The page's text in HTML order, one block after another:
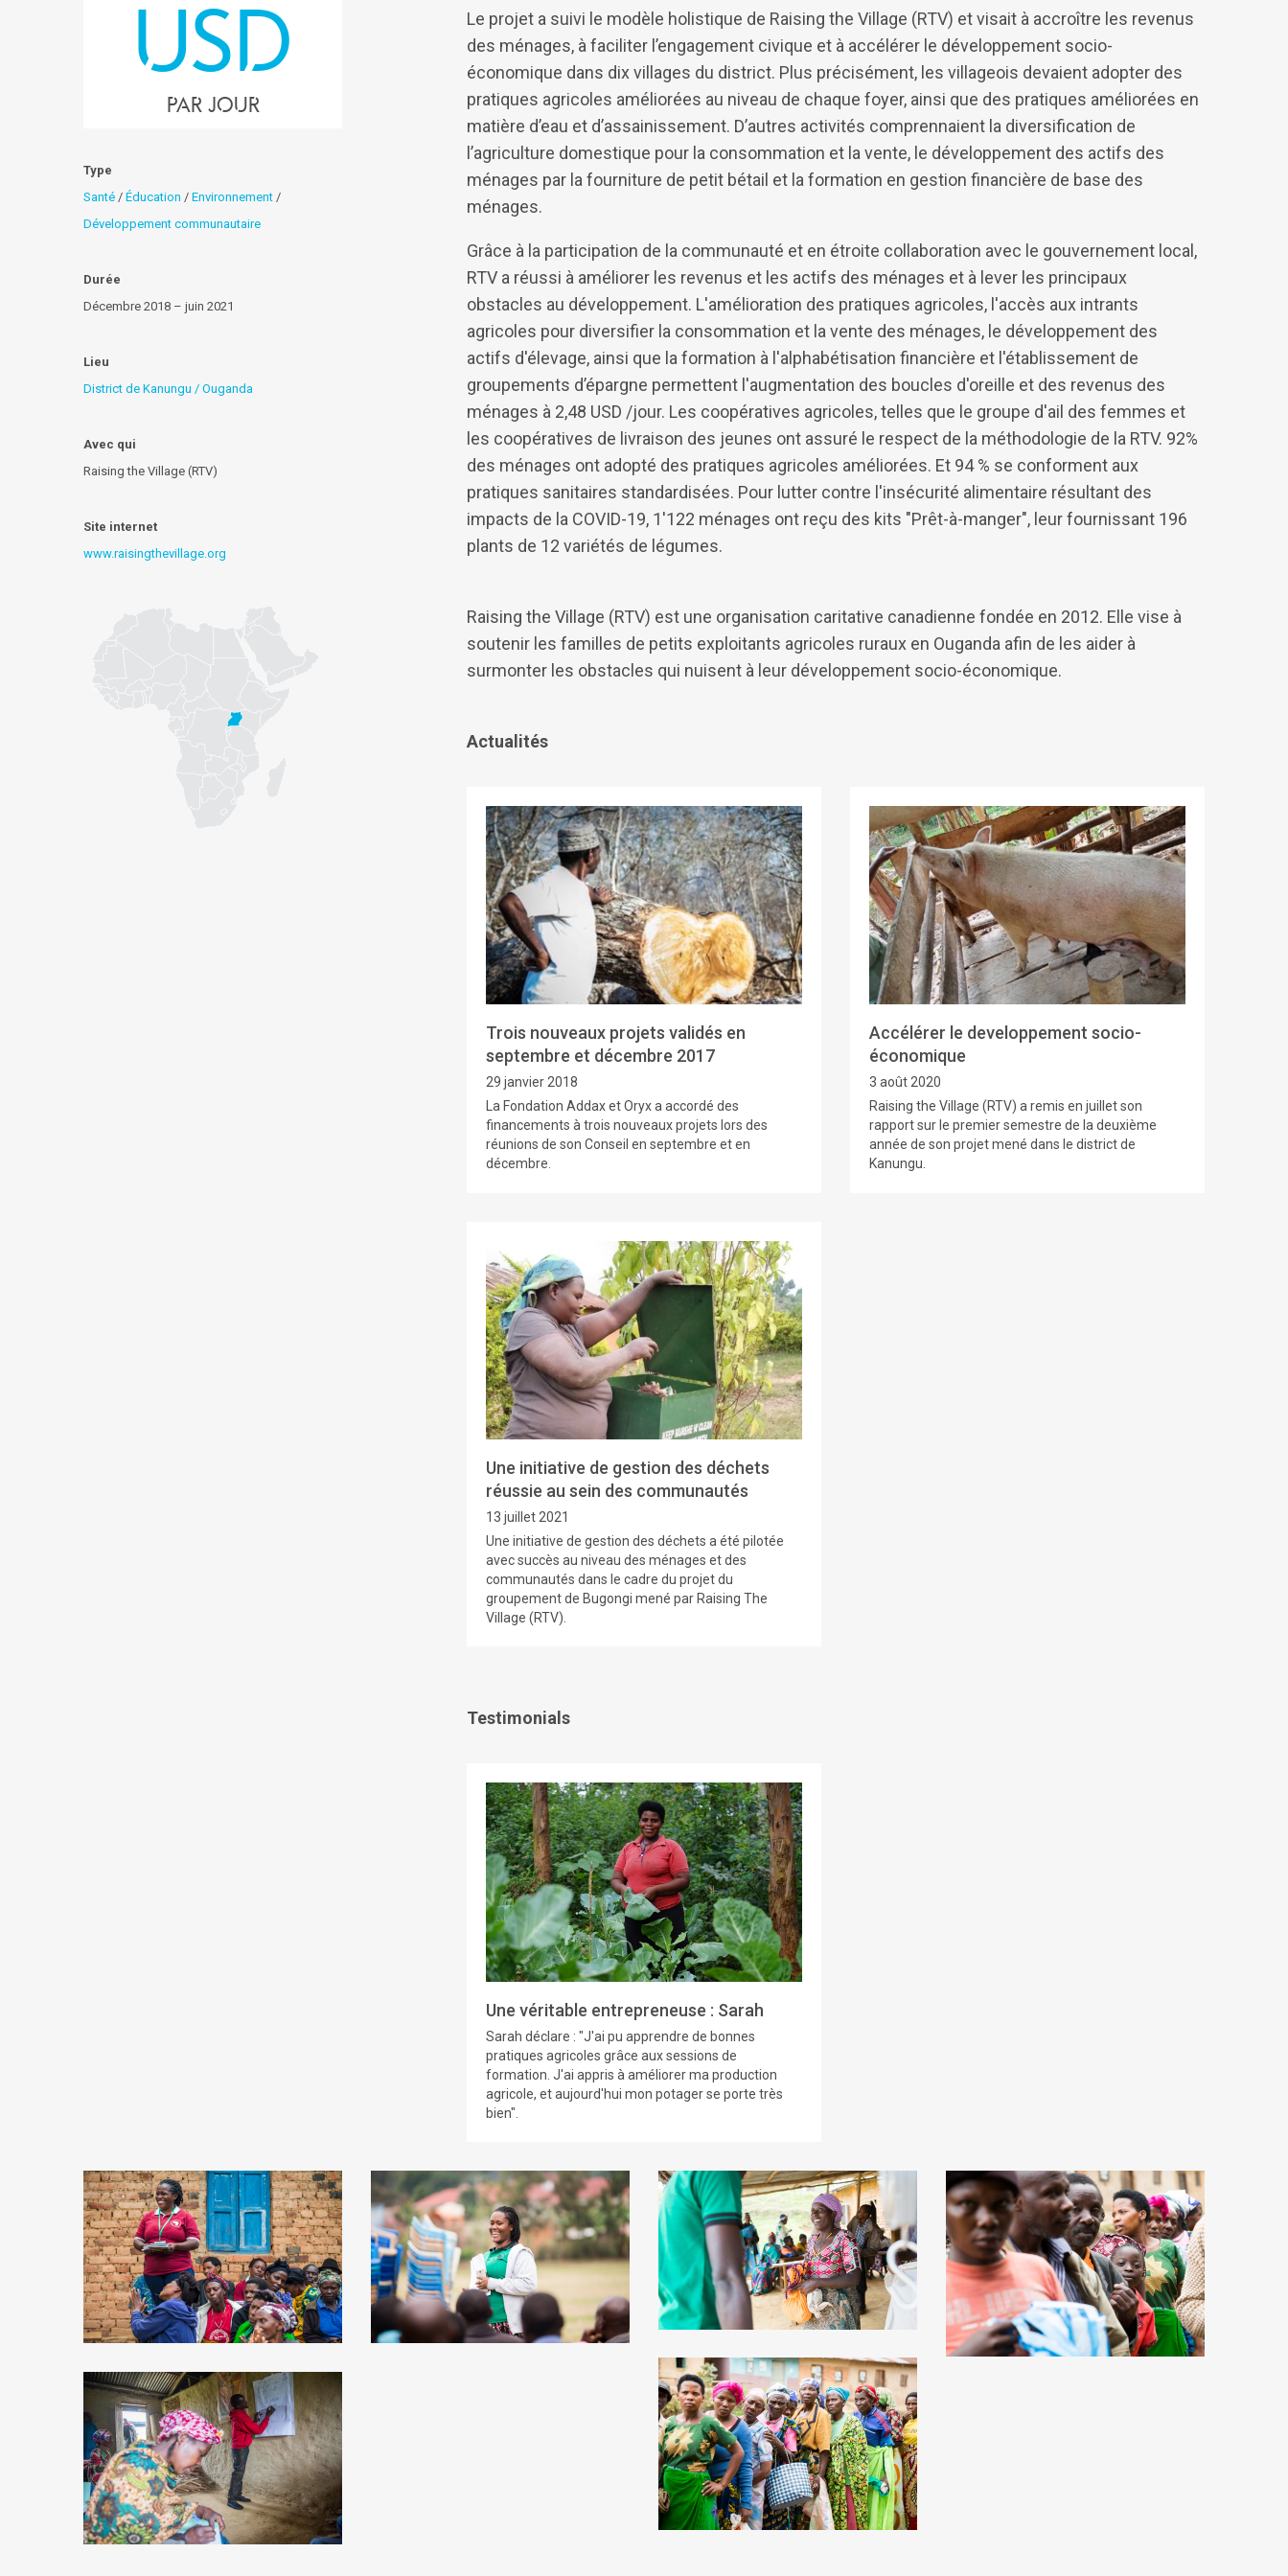
Le projet a suivi le modèle holistique de Raising the Village (RTV) et visait à accroître les revenus
des ménages, à faciliter l’engagement civique et à accélérer le développement socio-
économique dans dix villages du district. Plus précisément, les villageois devaient adopter des
pratiques agricoles améliorées au niveau de chaque foyer, ainsi que des pratiques améliorées en
matière d’eau et d’assainissement. D’autres activités comprennaient la diversification de
l’agriculture domestique pour la consommation et la vente, le développement des actifs des
ménages par la fourniture de petit bétail et la formation en gestion financière de base des
ménages.
Grâce à la participation de la communauté et en étroite collaboration avec le gouvernement local,
RTV a réussi à améliorer les revenus et les actifs des ménages et à lever les principaux
obstacles au développement. L'amélioration des pratiques agricoles, l'accès aux intrants
agricoles pour diversifier la consommation et la vente des ménages, le développement des
actifs d'élevage, ainsi que la formation à l'alphabétisation financière et l'établissement de
groupements d’épargne permettent l'augmentation des boucles d'oreille et des revenus des
ménages à 2,48 USD /jour. Les coopératives agricoles, telles que le groupe d'ail des femmes et
les coopératives de livraison des jeunes ont assuré le respect de la méthodologie de la RTV. 92%
des ménages ont adopté des pratiques agricoles améliorées. Et 94 % se conforment aux
pratiques sanitaires standardisées. Pour lutter contre l'insécurité alimentaire résultant des
impacts de la COVID-19, 1'122 ménages ont reçu des kits "Prêt-à-manger", leur fournissant 196
plants de 12 variétés de légumes.
Raising the Village (RTV) est une organisation caritative canadienne fondée en 2012. Elle vise à
soutenir les familles de petits exploitants agricoles ruraux en Ouganda afin de les aider à
surmonter les obstacles qui nuisent à leur développement socio-économique.
Actualités
Trois nouveaux projets validés en
septembre et décembre 2017
29 janvier 2018
La Fondation Addax et Oryx a accordé des
financements à trois nouveaux projets lors des
réunions de son Conseil en septembre et en
décembre.
Accélérer le developpement socio-
économique
3 août 2020
Raising the Village (RTV) a remis en juillet son
rapport sur le premier semestre de la deuxième
année de son projet mené dans le district de
Kanungu.
Une initiative de gestion des déchets
réussie au sein des communautés
13 juillet 2021
Une initiative de gestion des déchets a été pilotée
avec succès au niveau des ménages et des
communautés dans le cadre du projet du
groupement de Bugongi mené par Raising The
Village (RTV).
Testimonials
Une véritable entrepreneuse : Sarah
Sarah déclare : "J'ai pu apprendre de bonnes
pratiques agricoles grâce aux sessions de
formation. J'ai appris à améliorer ma production
agricole, et aujourd'hui mon potager se porte très
bien".
USD
par jour
Type
Santé / Éducation / Environnement /
Développement communautaire
Durée
Décembre 2018 – juin 2021
Lieu
District de Kanungu / Ouganda
Avec qui
Raising the Village (RTV)
Site internet
www.raisingthevillage.org